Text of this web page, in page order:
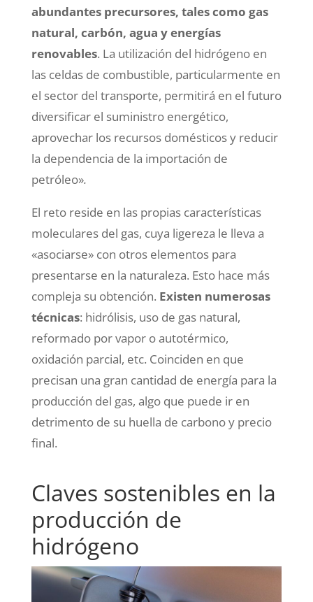
abundantes precursores, tales como gas
natural, carbón, agua y energías
renovables. La utilización del hidrógeno en
las celdas de combustible, particularmente en
el sector del transporte, permitirá en el futuro
diversificar el suministro energético,
aprovechar los recursos domésticos y reducir
la dependencia de la importación de
petróleo».
El reto reside en las propias características
moleculares del gas, cuya ligereza le lleva a
«asociarse» con otros elementos para
presentarse en la naturaleza. Esto hace más
compleja su obtención. Existen numerosas
técnicas: hidrólisis, uso de gas natural,
reformado por vapor o autotérmico,
oxidación parcial, etc. Coinciden en que
precisan una gran cantidad de energía para la
producción del gas, algo que puede ir en
detrimento de su huella de carbono y precio
final.
Claves sostenibles en la
producción de
hidrógeno